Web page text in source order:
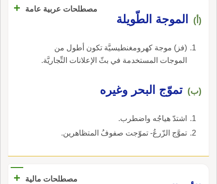
مصطلحات عربية عامة +
(أ) الموجة الطّويلة
(فز) موجة كهرومغنطيسيَّة تكون أطول من
الموجات المستخدمة في بثّ الإعلانات التِّجاريَّة.
(ب) تموّج البحر وغيره
اشتدّ هياجُه واضطرب.
تموَّج الزّرعُ- تموّجت صفوفُ المتظاهرين.
مصطلحات مالية
+